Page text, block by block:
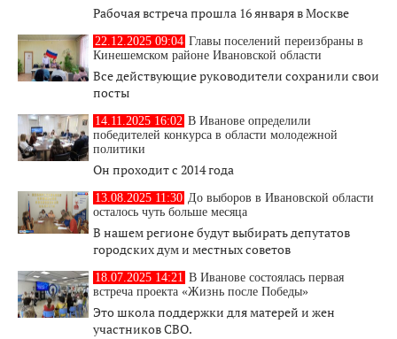
Рабочая встреча прошла 16 января в Москве
22.12.2025 09:04 Главы поселений переизбраны в
Кинешемском районе Ивановской области
Все действующие руководители сохранили свои
посты
14.11.2025 16:02 В Иванове определили
победителей конкурса в области молодежной
политики
Он проходит с 2014 года
13.08.2025 11:30 До выборов в Ивановской области
осталось чуть больше месяца
В нашем регионе будут выбирать депутатов
городских дум и местных советов
18.07.2025 14:21 В Иванове состоялась первая
встреча проекта «Жизнь после Победы»
Это школа поддержки для матерей и жен
участников СВО.